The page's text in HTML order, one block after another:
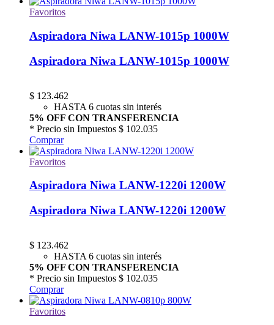
Favoritos
Aspiradora Niwa LANW-1015p 1000W
Aspiradora Niwa LANW-1015p 1000W
$ 123.462
HASTA 6 cuotas sin interés
5% OFF CON TRANSFERENCIA
* Precio sin Impuestos $ 102.035
Comprar
Favoritos
Aspiradora Niwa LANW-1220i 1200W
Aspiradora Niwa LANW-1220i 1200W
$ 123.462
HASTA 6 cuotas sin interés
5% OFF CON TRANSFERENCIA
* Precio sin Impuestos $ 102.035
Comprar
Favoritos